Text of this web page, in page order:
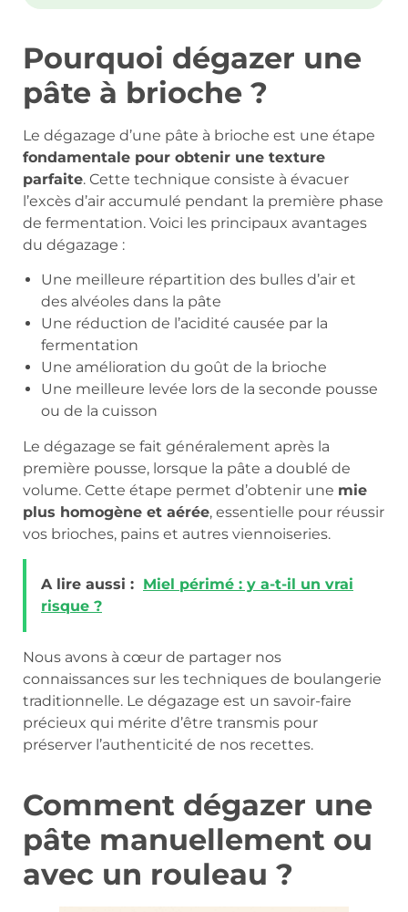
Pourquoi dégazer une
pâte à brioche ?
Le dégazage d’une pâte à brioche est une étape
fondamentale pour obtenir une texture
parfaite. Cette technique consiste à évacuer
l’excès d’air accumulé pendant la première phase
de fermentation. Voici les principaux avantages
du dégazage :
Une meilleure répartition des bulles d’air et
des alvéoles dans la pâte
Une réduction de l’acidité causée par la
fermentation
Une amélioration du goût de la brioche
Une meilleure levée lors de la seconde pousse
ou de la cuisson
Le dégazage se fait généralement après la
première pousse, lorsque la pâte a doublé de
volume. Cette étape permet d’obtenir une mie
plus homogène et aérée, essentielle pour réussir
vos brioches, pains et autres viennoiseries.
A lire aussi : Miel périmé : y a-t-il un vrai
risque ?
Nous avons à cœur de partager nos
connaissances sur les techniques de boulangerie
traditionnelle. Le dégazage est un savoir-faire
précieux qui mérite d’être transmis pour
préserver l’authenticité de nos recettes.
Comment dégazer une
pâte manuellement ou
avec un rouleau ?